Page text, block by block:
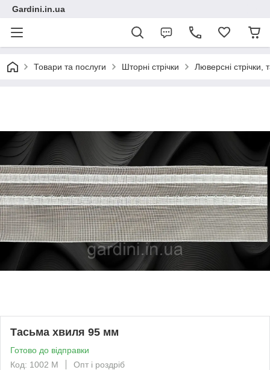
Gardini.in.ua
Товари та послуги Шторні стрічки Люверсні стрічки,
Тасьма хвиля 95 мм
Готово до відправки
Код: 1002 М
Опт і роздріб